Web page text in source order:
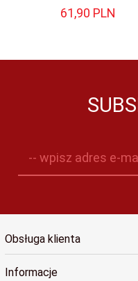
61,90 PLN
-- wpisz adres e-
Obsługa klienta
Informacje